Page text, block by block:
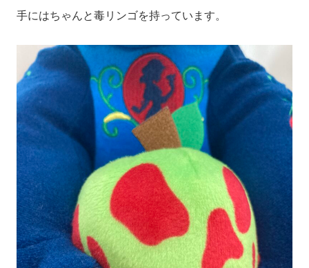
手にはちゃんと毒リンゴを持っています。